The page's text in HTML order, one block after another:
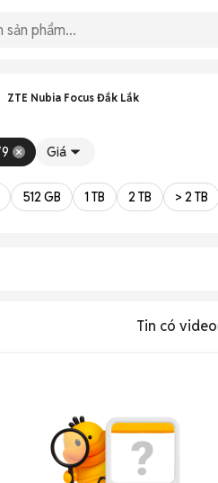
ZTE Nubia Focus Đắk Lắk
Giá
512 GB 1 TB 2 TB > 2 TB
Tin có video